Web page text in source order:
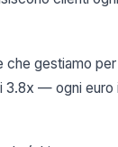
che gestiamo
3.8x — ogni